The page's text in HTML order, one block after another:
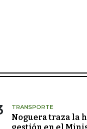
TRANSPORTE
Noguera traza la
gestión en el